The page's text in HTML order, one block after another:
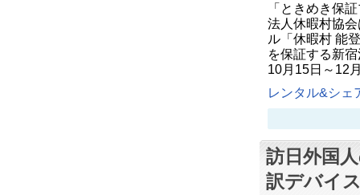
「ときめき保
法人休暇村協
ル「休暇村 能
を保証する新
10月15日～12
レンタル&シェ
訪日外国
訳デバイ